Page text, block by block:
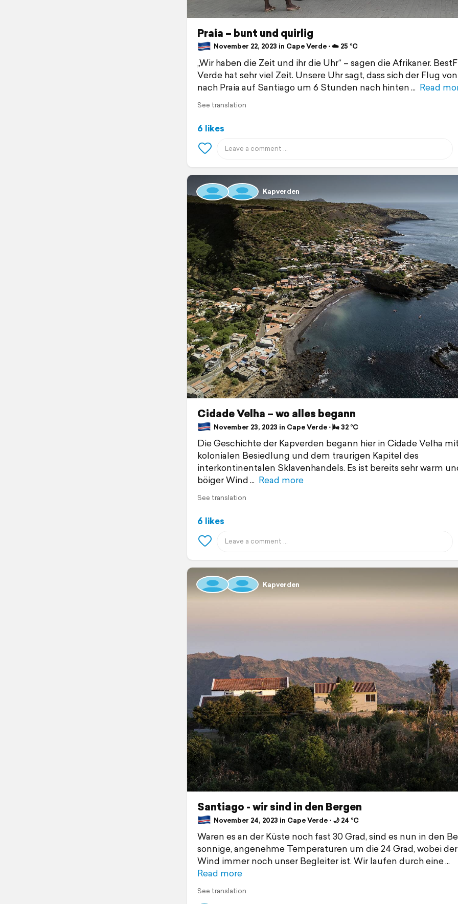
Praia – bunt und quirlig
November 22, 2023 in Cape Verde ⋅ ☁️ 25 °C
„Wir haben die Zeit und ihr die Uhr“ – sagen die Afrikaner.
Verde hat sehr viel Zeit. Unsere Uhr sagt, dass sich der Flug
nach Praia auf Santiago um 6 Stunden nach hinten
Read
See translation
6 likes
Kapverden
Cidade Velha – wo alles begann
November 23, 2023 in Cape Verde ⋅ 🌬 32 °C
Die Geschichte der Kapverden begann hier in Cidade Velha
kolonialen Besiedlung und dem traurigen Kapitel des
interkontinentalen Sklavenhandels. Es ist bereits sehr warm
böiger Wind
Read more
See translation
6 likes
Kapverden
Santiago - wir sind in den Bergen
November 24, 2023 in Cape Verde ⋅ 🌙 24 °C
Waren es an der Küste noch fast 30 Grad, sind es nun in den
sonnige, angenehme Temperaturen um die 24 Grad, wobei
Wind immer noch unser Begleiter ist. Wir laufen durch eine
Read more
See translation